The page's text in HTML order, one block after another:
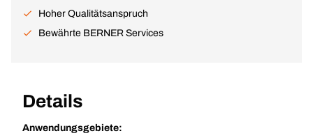
Hoher Qualitätsanspruch
Bewährte BERNER Services
Details
Anwendungsgebiete: